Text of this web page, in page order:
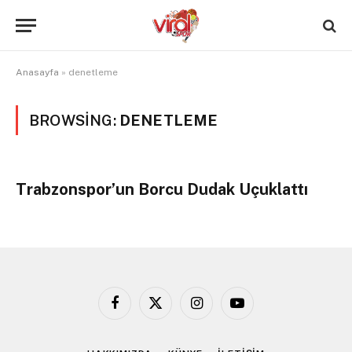
Anasayfa » denetleme
BROWSING: DENETLEME
Trabzonspor’un Borcu Dudak Uçuklattı
Facebook
X
InstagramYouTube